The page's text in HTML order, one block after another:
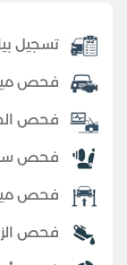
تسجيل
فحص
فحص
فحص
فحص
فحص